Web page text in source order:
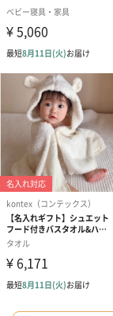
フラワーテディベア
（2,390円）
紅茶・コーヒー
紅茶・コーヒー・
への＋αにおすすめ